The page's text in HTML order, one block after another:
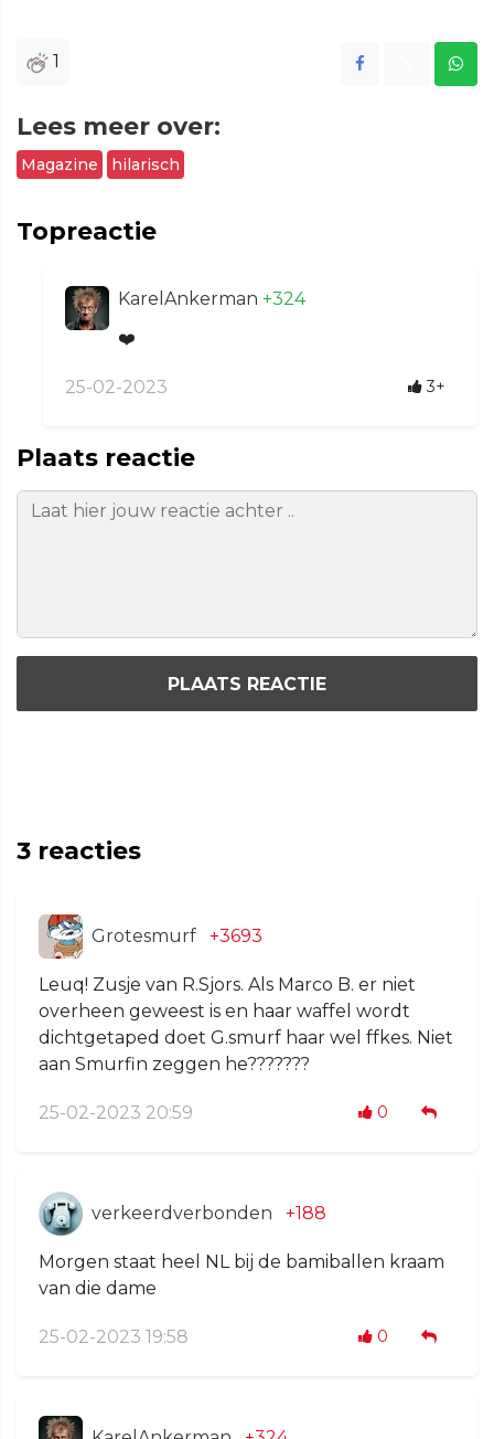
1
Lees meer over:
Magazine hilarisch
Topreactie
KarelAnkerman +324
❤️
25-02-2023 3+
Plaats reactie
PLAATS REACTIE
3 reacties
Grotesmurf +3693
Leuq! Zusje van R.Sjors. Als Marco B. er niet
overheen geweest is en haar waffel wordt
dichtgetaped doet G.smurf haar wel ffkes. Niet
aan Smurfin zeggen he???????
25-02-2023 20:59 0
verkeerdverbonden +188
Morgen staat heel NL bij de bamiballen kraam
van die dame
25-02-2023 19:58 0